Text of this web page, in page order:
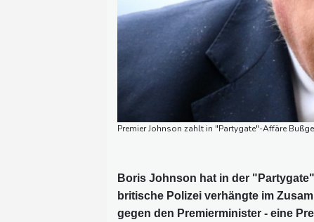
Premier Johnson zahlt in "Partygate"-Affäre
Boris Johnson hat in der
britische Polizei verhängte im
gegen den Premierminister - eine